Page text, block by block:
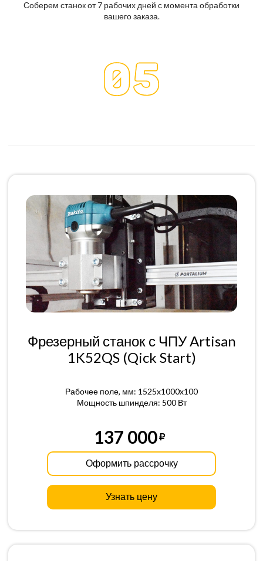
Соберем станок от 7 рабочих дней с момента обработки
вашего заказа.
Фрезерный станок с ЧПУ Artisan
1K52QS (Qick Start)
Рабочее поле, мм: 1525x1000x100
Мощность шпинделя: 500 Вт
137 000
Оформить рассрочку
Узнать цену